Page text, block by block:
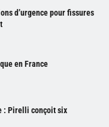
d’urgence pour fissures
en France
: Pirelli conçoit six